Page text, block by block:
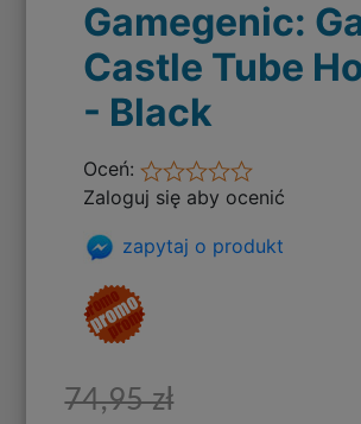
Gamegenic:
Castle Tube
- Black
Oceń:
Zaloguj się aby ocenić
zapytaj o produkt
74,95 zł